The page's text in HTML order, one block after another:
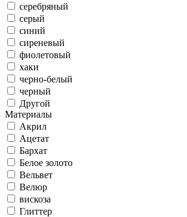
серебряный
серый
синий
сиреневый
фиолетовый
хаки
черно-белый
черный
Другой
Материалы
Акрил
Ацетат
Бархат
Белое золото
Вельвет
Велюр
вискоза
Глиттер